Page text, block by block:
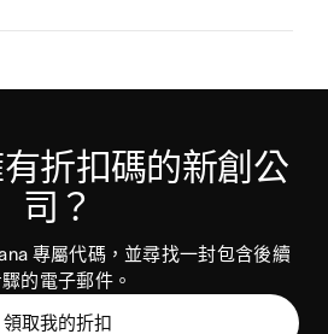
折扣碼的新創公
司？
專屬代碼，並尋找一封包含後續
的電子郵件。
領取我的折扣